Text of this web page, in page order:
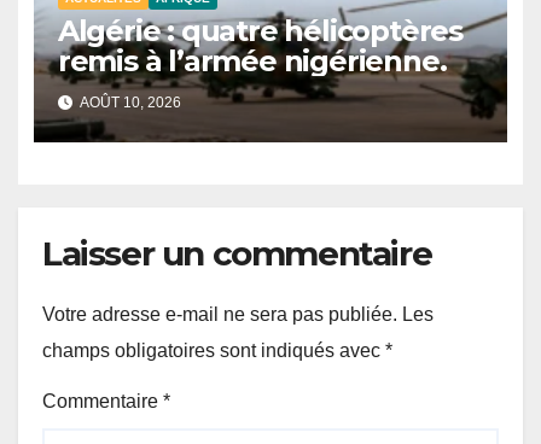
Algérie : quatre hélicoptères
remis à l’armée nigérienne.
AOÛT 10, 2026
Laisser un commentaire
Votre adresse e-mail ne sera pas publiée. Les
champs obligatoires sont indiqués avec *
Commentaire *